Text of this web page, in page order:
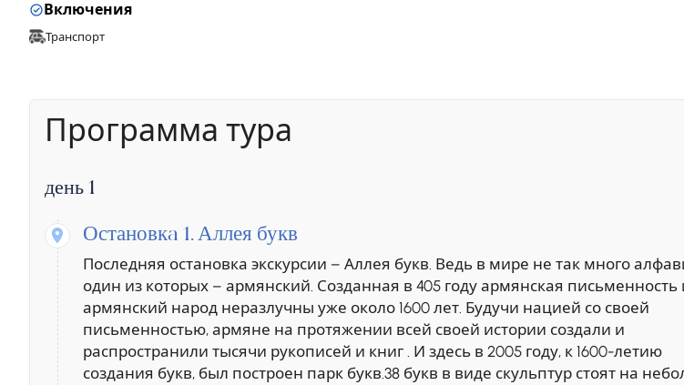
Включения
Транспорт
Программа тура
день 1
Остановкa 1. Аллея букв
Последняя остановка экскурсии – Аллея букв. Ведь в мире не так много
один из которых – армянский. Созданная в 405 году армянская письменность
армянский народ неразлучны уже около 1600 лет. Будучи нацией со своей
письменностью, армяне на протяжении всей своей истории создали и
распространили тысячи рукописей и книг . И здесь в 2005 году, к 1600-летию
создания букв, был построен парк букв.38 букв в виде скульптур стоят на